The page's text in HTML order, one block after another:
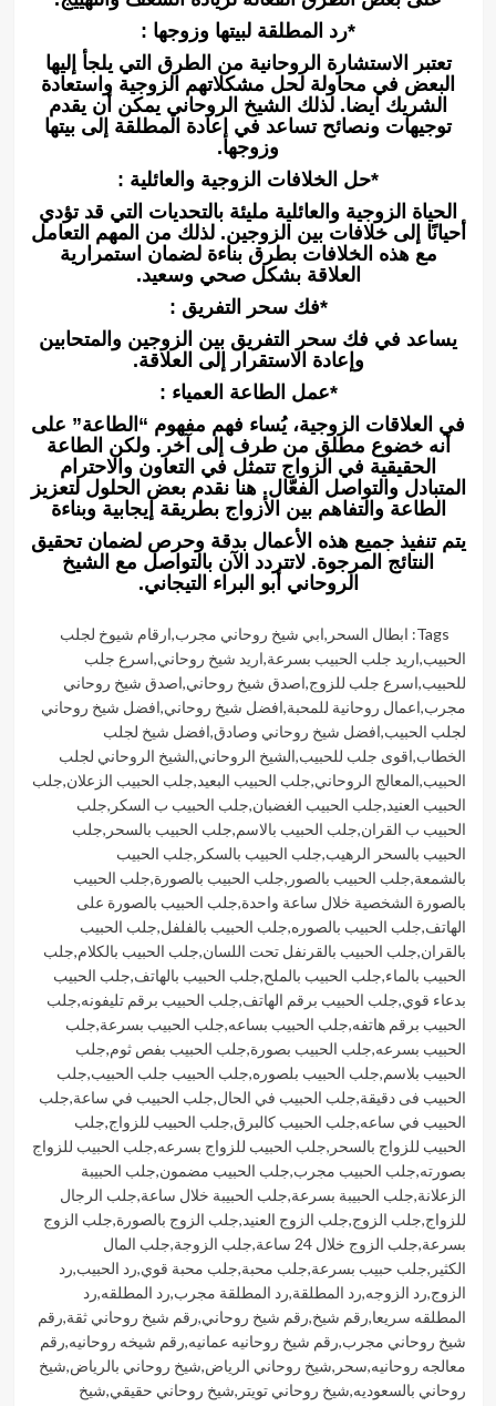
*رد المطلقة لبيتها وزوجها :
تعتبر الاستشارة الروحانية من الطرق التي يلجأ إليها
البعض في محاولة لحل مشكلاتهم الزوجية واستعادة
الشريك ايضا. لذلك الشيخ الروحاني يمكن أن يقدم
توجيهات ونصائح تساعد في إعادة المطلقة إلى بيتها
وزوجها.
*حل الخلافات الزوجية والعائلية :
الحياة الزوجية والعائلية مليئة بالتحديات التي قد تؤدي
أحيانًا إلى خلافات بين الزوجين. لذلك من المهم التعامل
مع هذه الخلافات بطرق بناءة لضمان استمرارية
العلاقة بشكل صحي وسعيد.
*فك سحر التفريق :
يساعد في فك سحر التفريق بين الزوجين والمتحابين
وإعادة الاستقرار إلى العلاقة.
*عمل الطاعة العمياء :
في العلاقات الزوجية، يُساء فهم مفهوم “الطاعة” على
أنه خضوع مطلق من طرف إلى آخر. ولكن الطاعة
الحقيقية في الزواج تتمثل في التعاون والاحترام
المتبادل والتواصل الفعّال. هنا نقدم بعض الحلول لتعزيز
الطاعة والتفاهم بين الأزواج بطريقة إيجابية وبناءة
يتم تنفيذ جميع هذه الأعمال بدقة وحرص لضمان تحقيق
النتائج المرجوة. لاتتردد الآن بالتواصل مع الشيخ
الروحاني أبو البراء التيجاني.
Tags: ابطال السحر ,ابي شيخ روحاني مجرب,ارقام شيوخ لجلب
الحبيب,اريد جلب الحبيب بسرعة,اريد شيخ روحاني,اسرع جلب
للحبيب,اسرع جلب للزوج,اصدق شيخ روحاني,اصدق شيخ روحاني
مجرب,اعمال روحانية للمحبة,افضل شيخ روحاني,افضل شيخ روحاني
لجلب الحبيب,افضل شيخ روحاني وصادق,افضل شيخ لجلب
الخطاب,اقوى جلب للحبيب,الشيخ الروحاني,الشيخ الروحاني لجلب
الحبيب,المعالج الروحاني,جلب الحبيب البعيد,جلب الحبيب الزعلان,جلب
الحبيب العنيد,جلب الحبيب الغضبان,جلب الحبيب ب السكر ,جلب
الحبيب ب القران,جلب الحبيب بالاسم,جلب الحبيب بالسحر ,جلب
الحبيب بالسحر الرهيب,جلب الحبيب بالسكر ,جلب الحبيب
بالشمعة,جلب الحبيب بالصور ,جلب الحبيب بالصورة,جلب الحبيب
بالصورة الشخصية خلال ساعة واحدة,جلب الحبيب بالصورة على
الهاتف,جلب الحبيب بالصوره,جلب الحبيب بالفلفل,جلب الحبيب
بالقران,جلب الحبيب بالقرنفل تحت اللسان,جلب الحبيب بالكلام,جلب
الحبيب بالماء,جلب الحبيب بالملح,جلب الحبيب بالهاتف,جلب الحبيب
بدعاء قوي,جلب الحبيب برقم الهاتف,جلب الحبيب برقم تليفونه,جلب
الحبيب برقم هاتفه,جلب الحبيب بساعه,جلب الحبيب بسرعة,جلب
الحبيب بسرعه,جلب الحبيب بصورة,جلب الحبيب بفص ثوم,جلب
الحبيب بلاسم,جلب الحبيب بلصوره,جلب الحبيب جلب الحبيب,جلب
الحبيب فى دقيقة,جلب الحبيب في الحال,جلب الحبيب في ساعة,جلب
الحبيب في ساعه,جلب الحبيب كالبرق,جلب الحبيب للزواج,جلب
الحبيب للزواج بالسحر ,جلب الحبيب للزواج بسرعه,جلب الحبيب للزواج
بصورته,جلب الحبيب مجرب,جلب الحبيب مضمون,جلب الحبيبة
الزعلانة,جلب الحبيبة بسرعة,جلب الحبيبة خلال ساعة,جلب الرجال
للزواج,جلب الزوج,جلب الزوج العنيد,جلب الزوج بالصورة,جلب الزوج
بسرعة,جلب الزوج خلال 24 ساعة ,جلب الزوجة,جلب المال
الكثير ,جلب حبيب بسرعة,جلب محبة,جلب محبة قوي,رد الحبيب,رد
الزوج,رد الزوجه,رد المطلقة,رد المطلقة مجرب,رد المطلقه,رد
المطلقه سريعا,رقم شيخ,رقم شيخ روحاني,رقم شيخ روحاني ثقة,رقم
شيخ روحاني مجرب,رقم شيخ روحانيه عمانيه,رقم شيخه روحانيه,رقم
معالجه روحانيه,سحر ,شيخ روحاني الرياض,شيخ روحاني بالرياض,شيخ
روحاني بالسعوديه,شيخ روحاني تويتر ,شيخ روحاني حقيقي,شيخ